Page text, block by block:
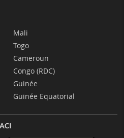
Mali
Togo
Cameroun
Congo (RDC)
Guinée
Guinée Equatorial